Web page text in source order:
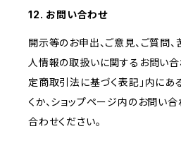
12. お問い合わせ
開示等のお申出、ご意見、ご質問
人情報の取扱いに関するお問い合
定商取引法に基づく表記」内に
くか、ショップページ内のお問い
合わせください。